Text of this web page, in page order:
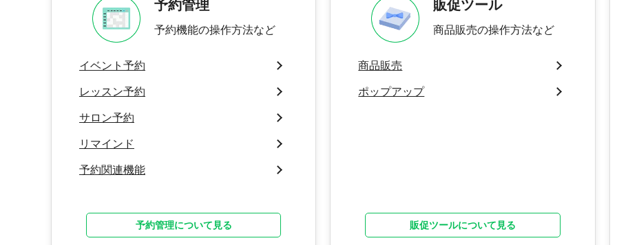
予約管理
予約機能の操作方法など
イベント予約
レッスン予約
サロン予約
リマインド
予約関連機能
予約管理について見る
販促ツール
商品販売の操作方法など
商品販売
ポップアップ
販促ツールについて見る